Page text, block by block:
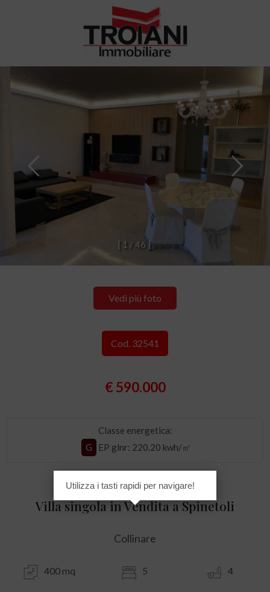
[ 1 / 46 ]
Vedi più foto
Cod. 32541
€ 590.000
Classe energetica:
G
EP glnr: 220.20 kwh/㎡
Villa singola in Vendita a Spinetoli
Collinare
400 mq 5 4
Utilizza i tasti rapidi per navigare!